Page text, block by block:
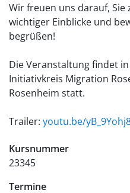
Wir freuen uns darauf, Sie
wichtiger Einblicke und
begrüßen!
Die Veranstaltung findet
Initiativkreis Migration
Rosenheim statt.
Trailer: youtu.be/
Kursnummer
23345
Termine